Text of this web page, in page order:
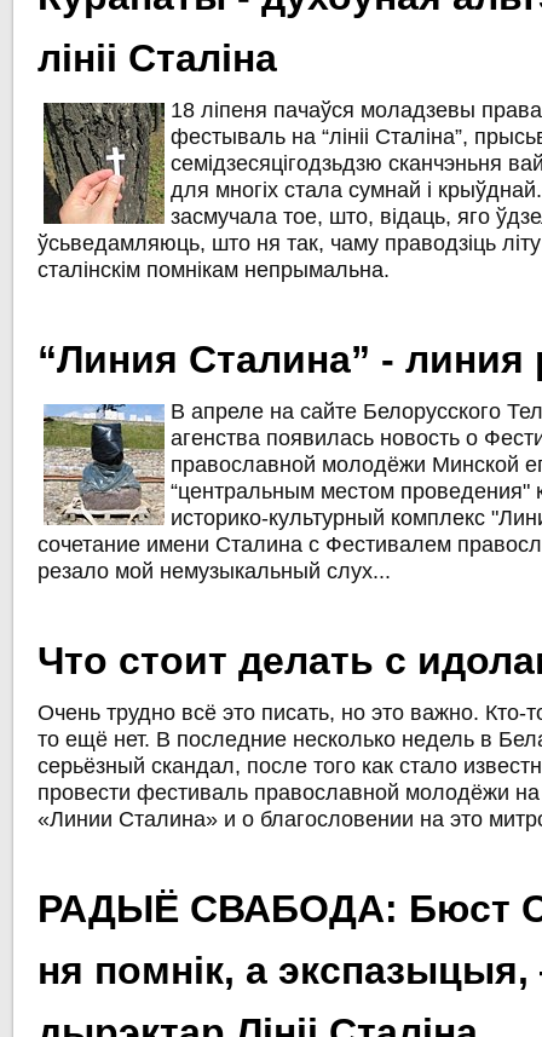
лініі Сталіна
18 ліпеня пачаўся моладзевы
фестываль на “лініі Сталіна”,
семідзесяцігодзьдзю сканчэньня
для многіх стала сумнай і
засмучала тое, што, відаць, яго
ўсьведамляюць, што ня так, чаму праводзіць
сталінскім помнікам непрымальна.
“Линия Сталина” - линия
В апреле на сайте Белорусского
агенства появилась новость о
православной молодёжи Минской
“центральным местом проведения"
историко-культурный комплекс
сочетание имени Сталина с Фестивалем
резало мой немузыкальный слух...
Что стоит делать с
Очень трудно всё это писать, но это важно. Кто-
то ещё нет. В последние несколько недель в
серьёзный скандал, после того как стало
провести фестиваль православной молодёжи
«Линии Сталина» и о благословении на это
РАДЫЁ СВАБОДА: Бюст
ня помнік, а